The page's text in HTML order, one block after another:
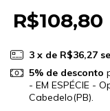
R$108,80
3 x de R$36,27
5% de desconto
- EM ESPÉCIE -
Cabedelo(PB).